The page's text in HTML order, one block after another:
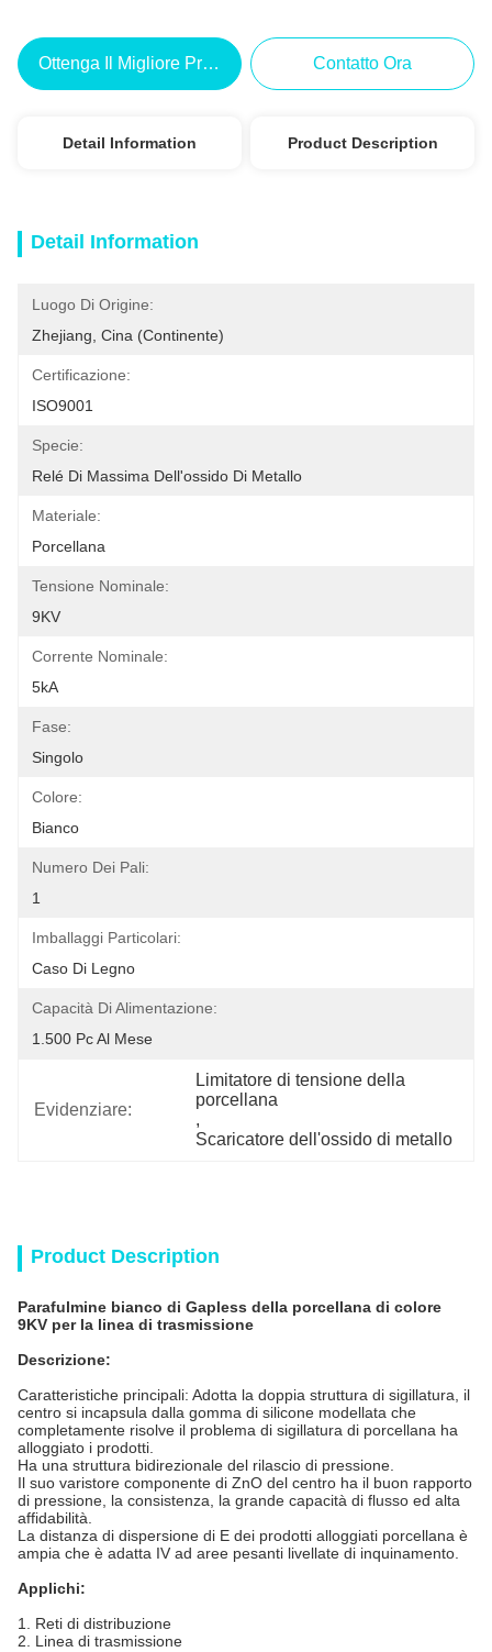
Ottenga Il Migliore Prezzo Contatto Ora
Detail Information Product Description
Detail Information
Luogo Di Origine:
Zhejiang, Cina (continente)
Certificazione:
ISO9001
Specie:
Relé Di Massima Dell'ossido Di Metallo
Materiale:
Porcellana
Tensione Nominale:
9KV
Corrente Nominale:
5kA
Fase:
Singolo
Colore:
Bianco
Numero Dei Pali:
1
Imballaggi Particolari:
Caso Di Legno
Capacità Di Alimentazione:
1.500 Pc Al Mese
Evidenziare:
Limitatore di tensione della
porcellana
,
Scaricatore dell'ossido di metallo
Product Description
Parafulmine bianco di Gapless della porcellana di colore
9KV per la linea di trasmissione
Descrizione:
Caratteristiche principali: Adotta la doppia struttura di sigillatura, il
centro si incapsula dalla gomma di silicone modellata che
completamente risolve il problema di sigillatura di porcellana ha
alloggiato i prodotti.
Ha una struttura bidirezionale del rilascio di pressione.
Il suo varistore componente di ZnO del centro ha il buon rapporto
di pressione, la consistenza, la grande capacità di flusso ed alta
affidabilità.
La distanza di dispersione di E dei prodotti alloggiati porcellana è
ampia che è adatta IV ad aree pesanti livellate di inquinamento.
Applichi:
1. Reti di distribuzione
2. Linea di trasmissione